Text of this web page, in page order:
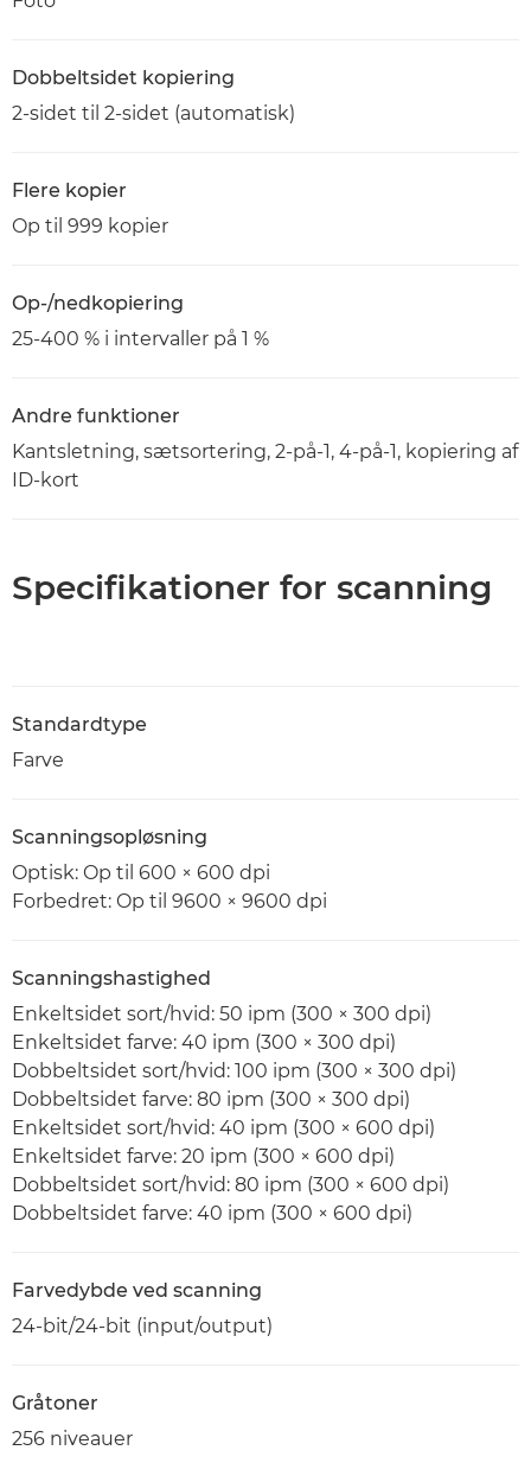
Dobbeltsidet kopiering
2-sidet til 2-sidet (automatisk)
Flere kopier
Op til 999 kopier
Op-/nedkopiering
25-400 % i intervaller på 1 %
Andre funktioner
Kantsletning, sætsortering, 2-på-1, 4-på-1, kopiering af
ID-kort
Specifikationer for scanning
Standardtype
Farve
Scanningsopløsning
Optisk: Op til 600 × 600 dpi
Forbedret: Op til 9600 × 9600 dpi
Scanningshastighed
Enkeltsidet sort/hvid: 50 ipm (300 × 300 dpi)
Enkeltsidet farve: 40 ipm (300 × 300 dpi)
Dobbeltsidet sort/hvid: 100 ipm (300 × 300 dpi)
Dobbeltsidet farve: 80 ipm (300 × 300 dpi)
Enkeltsidet sort/hvid: 40 ipm (300 × 600 dpi)
Enkeltsidet farve: 20 ipm (300 × 600 dpi)
Dobbeltsidet sort/hvid: 80 ipm (300 × 600 dpi)
Dobbeltsidet farve: 40 ipm (300 × 600 dpi)
Farvedybde ved scanning
24-bit/24-bit (input/output)
Gråtoner
256 niveauer